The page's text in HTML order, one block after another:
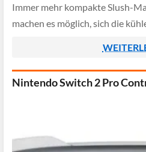
Immer mehr kompakte Slush-
machen es möglich, sich die
Nintendo Switch 2 Pro